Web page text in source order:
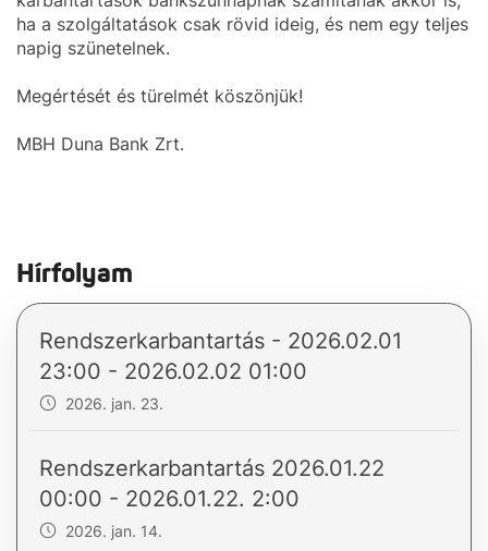
ha a szolgáltatások csak rövid ideig, és nem egy teljes
napig szünetelnek.
Megértését és türelmét köszönjük!
MBH Duna Bank Zrt.
Hírfolyam
Rendszerkarbantartás - 2026.02.01
23:00 - 2026.02.02 01:00
2026. jan. 23.
Rendszerkarbantartás 2026.01.22
00:00 - 2026.01.22. 2:00
2026. jan. 14.